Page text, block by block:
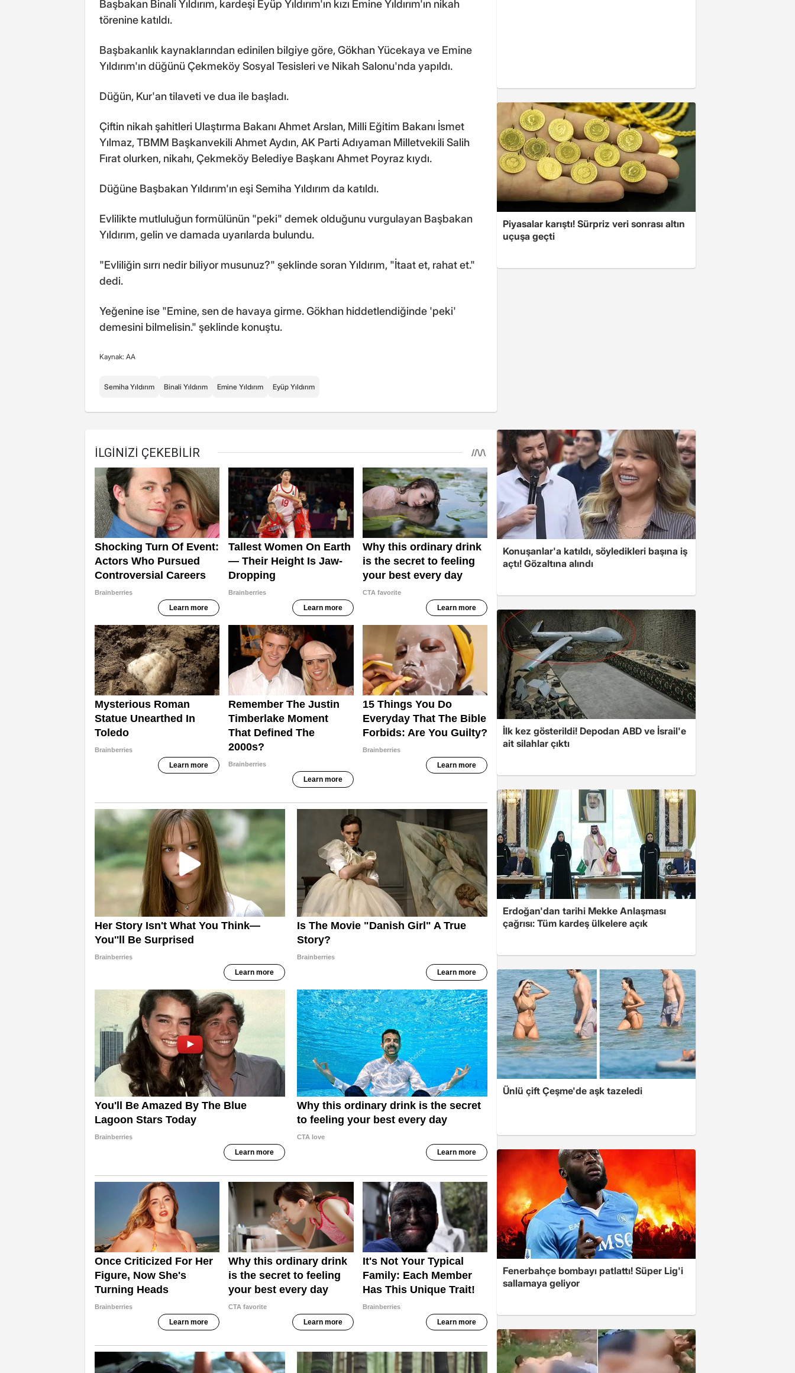
Başbakan Binali Yıldırım, kardeşi Eyüp Yıldırım'ın kızı Emine Yıldırım'ın nikah
törenine katıldı.
Başbakanlık kaynaklarından edinilen bilgiye göre, Gökhan Yücekaya ve Emine
Yıldırım'ın düğünü Çekmeköy Sosyal Tesisleri ve Nikah Salonu'nda yapıldı.
Düğün, Kur'an tilaveti ve dua ile başladı.
Çiftin nikah şahitleri Ulaştırma Bakanı Ahmet Arslan, Milli Eğitim Bakanı İsmet
Yılmaz, TBMM Başkanvekili Ahmet Aydın, AK Parti Adıyaman Milletvekili Salih
Fırat olurken, nikahı, Çekmeköy Belediye Başkanı Ahmet Poyraz kıydı.
Düğüne Başbakan Yıldırım'ın eşi Semiha Yıldırım da katıldı.
Evlilikte mutluluğun formülünün "peki" demek olduğunu vurgulayan Başbakan
Yıldırım, gelin ve damada uyarılarda bulundu.
"Evliliğin sırrı nedir biliyor musunuz?" şeklinde soran Yıldırım, "İtaat et, rahat et."
dedi.
Yeğenine ise "Emine, sen de havaya girme. Gökhan hiddetlendiğinde 'peki'
demesini bilmelisin." şeklinde konuştu.
Kaynak: AA
Semiha Yıldırım Binali Yıldırım Emine Yıldırım Eyüp Yıldırım
Piyasalar karıştı! Sürpriz veri sonrası altın
uçuşa geçti
Konuşanlar'a katıldı, söyledikleri başına iş
açtı! Gözaltına alındı
İlk kez gösterildi! Depodan ABD ve İsrail'e
ait silahlar çıktı
Erdoğan'dan tarihi Mekke Anlaşması
çağrısı: Tüm kardeş ülkelere açık
Ünlü çift Çeşme'de aşk tazeledi
Fenerbahçe bombayı patlattı! Süper Lig'i
sallamaya geliyor